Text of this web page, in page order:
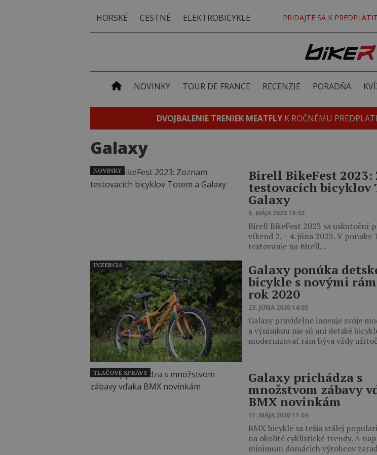
HORSKÉ CESTNÉ ELEKTROBICYKLE PRIDAJTE SA K
NOVINKY TOUR DE FRANCE RECENZIE PORADŇA
DVOJBALENIE TRENIEK MEATFLY K ROČNÉMU
Galaxy
Birell BikeFest 2023:
testovacích bicyklov
Galaxy
5. MÁJA 2023 19:52
Birell BikeFest 2023 sa uskutoční
víkend 2. – 4. júna 2023. V ponuke
testovanie na Birell…
NOVINKY
Galaxy ponúka
bicykle s novými
rok 2020
23. JÚNA 2020 14:05
Galaxy pravidelne inovuje svoje
a výnimkou nie sú ani detské
modernizovať rám býva vždy
INZERCIA
Galaxy prichádza s
množstvom zábavy
BMX novinkám
11. MÁJA 2020 11:04
BMX bicykle sa tešia stálej
na okolité cyklistické trendy. A
minimum domácich výrobcov
TLAČOVÉ SPRÁVY